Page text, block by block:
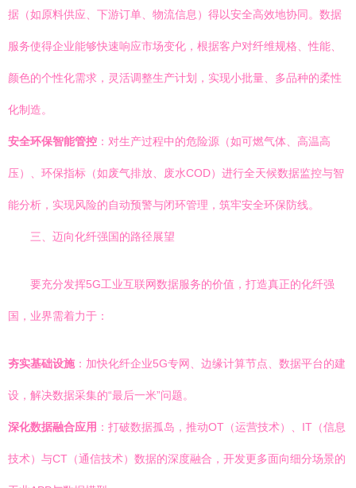
据（如原料供应、下游订单、物流信息）得以安全高效地协同。数据
服务使得企业能够快速响应市场变化，根据客户对纤维规格、性能、
颜色的个性化需求，灵活调整生产计划，实现小批量、多品种的柔性
化制造。
安全环保智能管控 ：对生产过程中的危险源（如可燃气体、高温高
压）、环保指标（如废气排放、废水COD）进行全天候数据监控与智
能分析，实现风险的自动预警与闭环管理，筑牢安全环保防线。
三、迈向化纤强国的路径展望
要充分发挥5G工业互联网数据服务的价值，打造真正的化纤强
国，业界需着力于：
夯实基础设施：加快化纤企业5G专网、边缘计算节点、数据平台的建
设，解决数据采集的“最后一米”问题。
深化数据融合应用 ：打破数据孤岛，推动OT（运营技术）、IT（信息
技术）与CT（通信技术）数据的深度融合，开发更多面向细分场景的